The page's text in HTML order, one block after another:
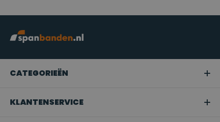
CATEGORIEËN
KLANTENSERVICE